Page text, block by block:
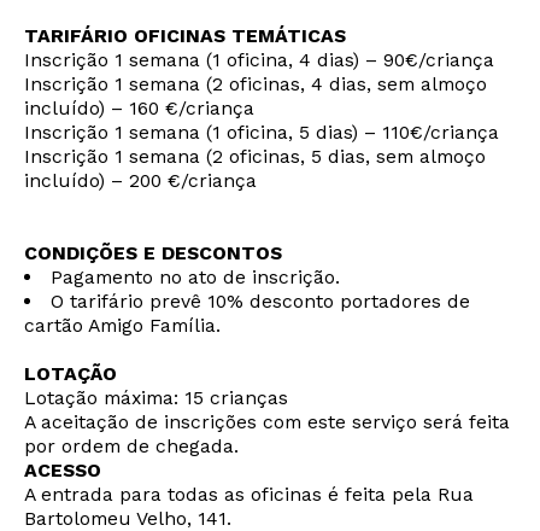
TARIFÁRIO OFICINAS TEMÁTICAS
Inscrição 1 semana (1 oficina, 4 dias) – 90€/criança
Inscrição 1 semana (2 oficinas, 4 dias, sem almoço
incluído) – 160 €/criança
Inscrição 1 semana (1 oficina, 5 dias) – 110€/criança
Inscrição 1 semana (2 oficinas, 5 dias, sem almoço
incluído) – 200 €/criança
CONDIÇÕES E DESCONTOS
Pagamento no ato de inscrição.
O tarifário prevê 10% desconto portadores de
cartão Amigo Família.
LOTAÇÃO
Lotação máxima: 15 crianças
A aceitação de inscrições com este serviço será feita
por ordem de chegada.
ACESSO
A entrada para todas as oficinas é feita pela Rua
Bartolomeu Velho, 141.
Interesses